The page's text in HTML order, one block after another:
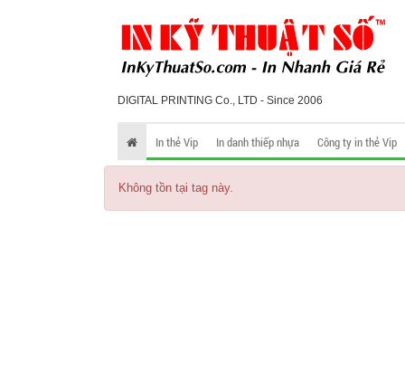
DIGITAL PRINTING Co., LTD - Since 2006
In thẻ Vip In danh thiếp nhựa Công ty in thẻ Vip
Không tồn tại tag này.